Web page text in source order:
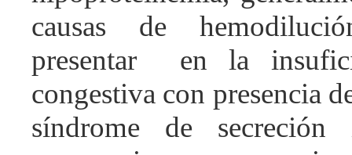
causas de
presentar en la
congestiva con presencia
síndrome de secreción